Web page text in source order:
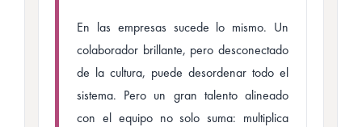
En las empresas sucede lo mismo. Un
colaborador brillante, pero desconectado
de la cultura, puede desordenar todo el
sistema. Pero un gran talento alineado
con el equipo no solo suma: multiplica